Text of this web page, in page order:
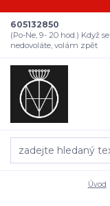
605132850
(Po-Ne, 9- 20 hod.) Když se
nedovoláte, volám zpět
Úvod